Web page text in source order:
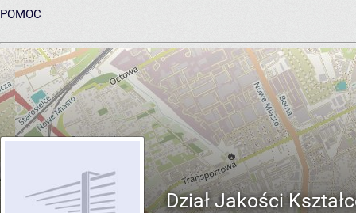
POMOC
ARCHIWUM PRAC DYPLOMOWYCH
Dział Jakości